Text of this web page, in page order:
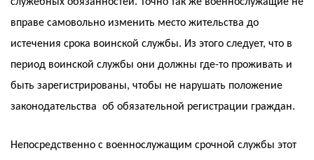
служебных обязанностей. Точно так же военнослужащие не
вправе самовольно изменить место жительства до
истечения срока воинской службы. Из этого следует, что в
период воинской службы они должны где-то проживать и
быть зарегистрированы, чтобы не нарушать положение
законодательства об обязательной регистрации граждан.
Непосредственно с военнослужащим срочной службы этот